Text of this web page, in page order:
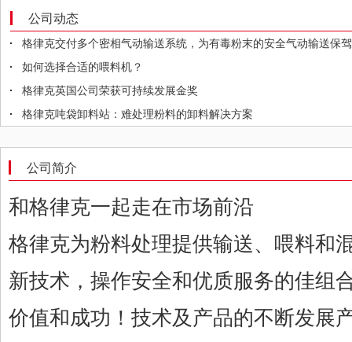
公司动态
格律克交付多个密相气动输送系统，为有毒粉末的安全气动输送保
如何选择合适的喂料机？
格律克英国公司荣获可持续发展金奖
格律克吨袋卸料站：难处理粉料的卸料解决方案
公司简介
和格律克一起走在市场前沿
格律克为粉料处理提供输送、喂料和
新技术，操作安全和优质服务的佳组
价值和成功！技术及产品的不断发展